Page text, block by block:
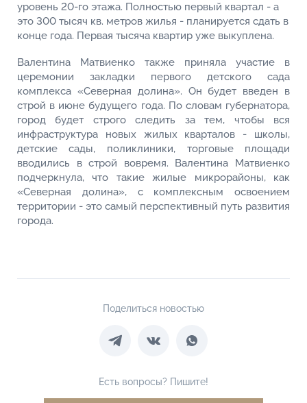
уровень 20-го этажа. Полностью первый квартал - а
это 300 тысяч кв. метров жилья - планируется сдать в
конце года. Первая тысяча квартир уже выкуплена.
Валентина Матвиенко также приняла участие в
церемонии закладки первого детского сада
комплекса «Северная долина». Он будет введен в
строй в июне будущего года. По словам губернатора,
город будет строго следить за тем, чтобы вся
инфраструктура новых жилых кварталов - школы,
детские сады, поликлиники, торговые площади
вводились в строй вовремя. Валентина Матвиенко
подчеркнула, что такие жилые микрорайоны, как
«Северная долина», с комплексным освоением
территории - это самый перспективный путь развития
города.
Поделиться новостью
Есть вопросы? Пишите!